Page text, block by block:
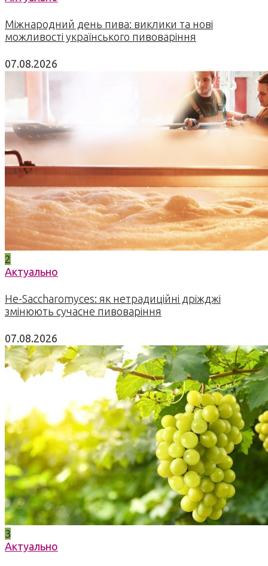
Міжнародний день пива: виклики та нові
можливості українського пивоваріння
07.08.2026
2
Актуально
Не-Saccharomyces: як нетрадиційні дріжджі
змінюють сучасне пивоваріння
07.08.2026
3
Актуально